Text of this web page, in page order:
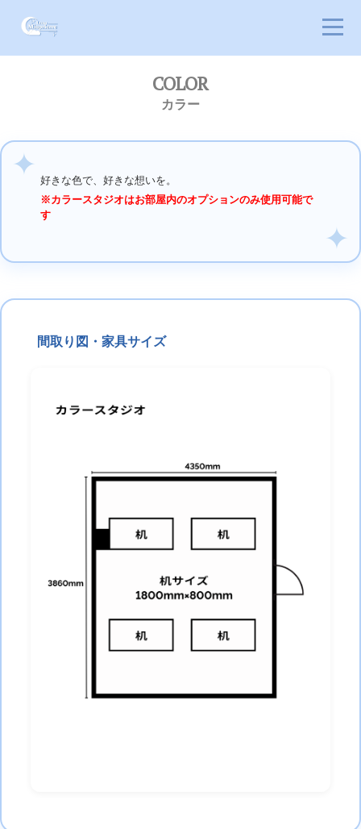
COLOR
カラー
好きな色で、好きな想いを。
※カラースタジオはお部屋内のオプションのみ使用可能で
す
間取り図・家具サイズ